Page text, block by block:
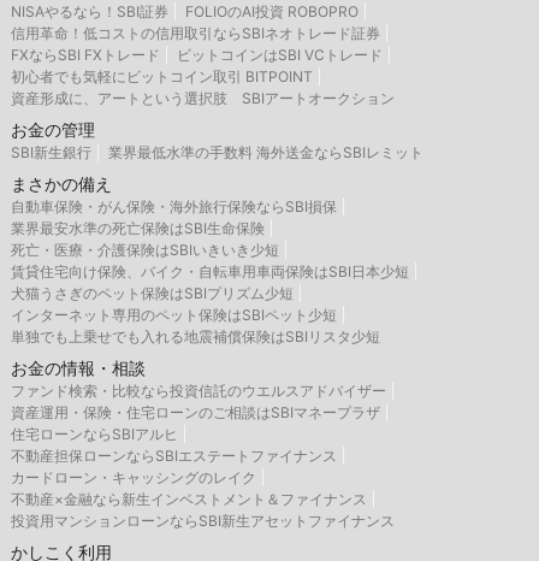
NISAやるなら！SBI証券
FOLIOのAI投資 ROBOPRO
信用革命！低コストの信用取引ならSBIネオトレード証券
FXならSBI FXトレード
ビットコインはSBI VCトレード
初心者でも気軽にビットコイン取引 BITPOINT
資産形成に、アートという選択肢 SBIアートオークション
お金の管理
SBI新生銀行 業界最低水準の手数料 海外送金ならSBIレミット
まさかの備え
自動車保険・がん保険・海外旅行保険ならSBI損保
業界最安水準の死亡保険はSBI生命保険
死亡・医療・介護保険はSBIいきいき少短
賃貸住宅向け保険、バイク・自転車用車両保険はSBI日本少短
犬猫うさぎのペット保険はSBIプリズム少短
インターネット専用のペット保険はSBIペット少短
単独でも上乗せでも入れる地震補償保険はSBIリスタ少短
お金の情報・相談
ファンド検索・比較なら投資信託のウエルスアドバイザー
資産運用・保険・住宅ローンのご相談はSBIマネープラザ
住宅ローンならSBIアルヒ
不動産担保ローンならSBIエステートファイナンス
カードローン・キャッシングのレイク
不動産×金融なら新生インベストメント＆ファイナンス
投資用マンションローンならSBI新生アセットファイナンス
かしこく利用